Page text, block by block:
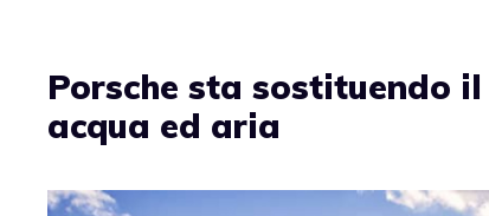
Porsche sta sostituendo
acqua ed aria